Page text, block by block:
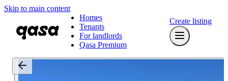
Skip to main content
Homes
Tenants
For landlords
Qasa Premium
Create listing